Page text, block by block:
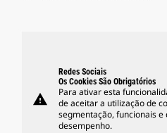
warning
Redes Sociais
Os Cookies São Obrigatórios
Para ativar esta
de aceitar a utilização de
segmentação, funcionais e
desempenho.